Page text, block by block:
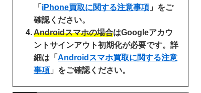
「 iPhone買取に関する注意事項 」をご
確認ください。
Androidスマホの場合はGoogleアカウ
ントサインアウト初期化が必要です。詳
細は「 Androidスマホ買取に関する注意
事項 」をご確認ください。